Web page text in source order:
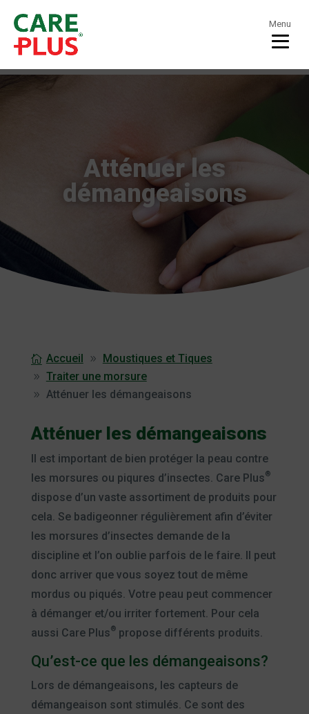
Menu
Atténuer les
démangeaisons
Accueil
Moustiques et Tiques
Traiter une morsure
Atténuer les démangeaisons
Atténuer les démangeaisons
Il est important de bien protéger la peau contre
les morsures ou piqures d’insectes. Care Plus®
dispose d’un vaste assortiment de produits pour
cela. Se badigeonner régulièrement afin d’éviter
les morsures d’insectes demande de la
discipline et l’on oublie parfois de le faire. Il peut
donc arriver que vous soyez tout de même
mordus ou piqués. Votre peau peut commencer
à démanger et/ou irriter fortement. Pour cela
aussi Care Plus®propose différents produits.
Qu’est-ce que les démangeaisons?
Lors de démangeaisons, les capteurs de
démangeaison sont stimulés. Ce sont des